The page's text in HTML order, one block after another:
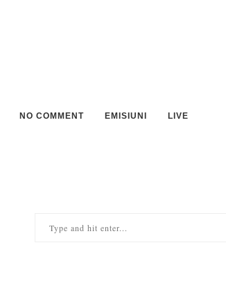
NO COMMENT EMISIUNI LIVE